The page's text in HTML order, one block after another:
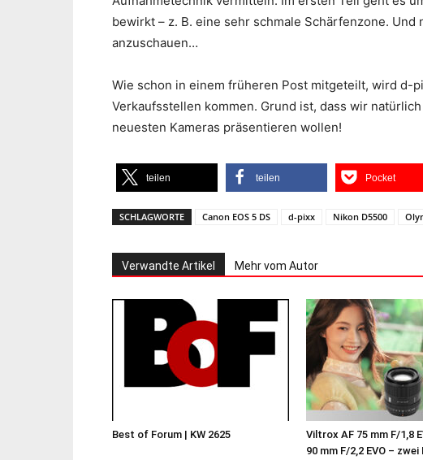
bewirkt – z. B. eine sehr schmale Schärfenzone.
anzuschauen…
Wie schon in einem früheren Post mitgeteilt, wird d-
Verkaufsstellen kommen. Grund ist, dass wir
neuesten Kameras präsentieren wollen!
teilen teilen Pocket
SCHLAGWORTE Canon EOS 5 DS d-pixx Nikon D5500
Verwandte Artikel Mehr vom Autor
Best of Forum | KW 2625
Viltrox AF 75 mm F/1,8
90 mm F/2,2 EVO –